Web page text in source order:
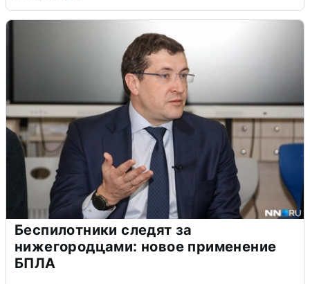
Беспилотники следят за
нижегородцами: новое применение
БПЛА